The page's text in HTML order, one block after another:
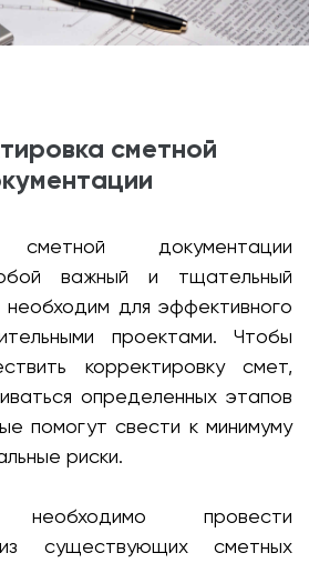
сметной
сметной документации
важный и тщательный
для эффективного
проектами. Чтобы
корректировку смет,
определенных этапов
помогут свести к минимуму
риски.
необходимо провести
существующих сметных